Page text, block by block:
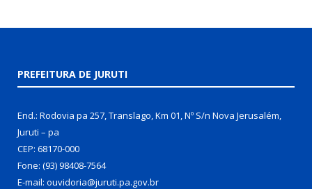
PREFEITURA DE JURUTI
End.: Rodovia pa 257, Translago, Km 01, Nº S/n Nova Jerusalém,
Juruti – pa
CEP: 68170-000
Fone: (93) 98408-7564
E-mail: ouvidoria@juruti.pa.gov.br